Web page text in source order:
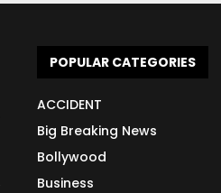
POPULAR CATEGORIES
ACCIDENT
Big Breaking News
Bollywood
Business